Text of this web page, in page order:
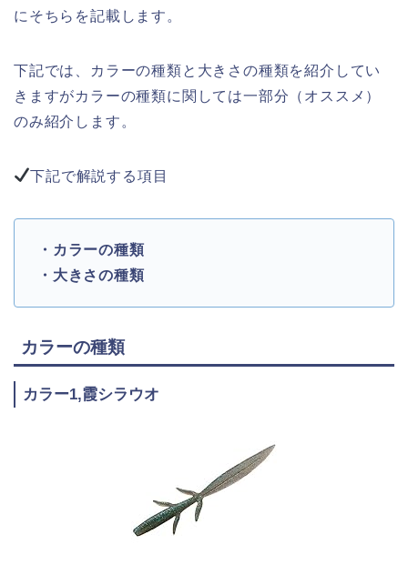
にそちらを記載します。
下記では、カラーの種類と大きさの種類を紹介してい
きますがカラーの種類に関しては一部分（オススメ）
のみ紹介します。
下記で解説する項目
・カラーの種類
・大きさの種類
カラーの種類
カラー1,霞シラウオ